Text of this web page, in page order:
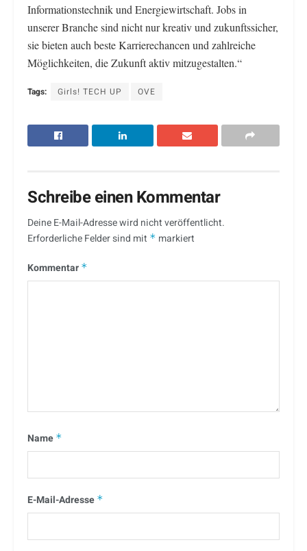
Informationstechnik und Energiewirtschaft. Jobs in
unserer Branche sind nicht nur kreativ und zukunftssicher,
sie bieten auch beste Karrierechancen und zahlreiche
Möglichkeiten, die Zukunft aktiv mitzugestalten.“
Tags: Girls! TECH UP OVE
Schreibe einen Kommentar
Deine E-Mail-Adresse wird nicht veröffentlicht.
Erforderliche Felder sind mit * markiert
Kommentar *
Name *
E-Mail-Adresse *